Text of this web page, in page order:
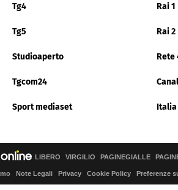
Tg4 Rai 1
Tg5 Rai 2
Studioaperto Rete
Tgcom24
Sport mediaset Italia
LIBERO VIRGILIO PAGINEGIALLE
Note Legali Privacy Cookie Policy Preferenze